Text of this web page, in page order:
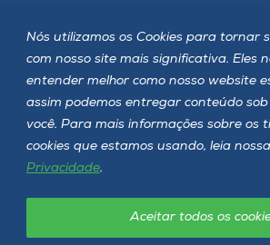
Nós utilizamos os Cookies para tornar
com nosso site mais significativa. Eles
entender melhor como nosso website
assim podemos entregar conteúdo
você. Para mais informações sobre os
cookies que estamos usando, leia nossa
Privacidade.
Aceitar todos os
Siga a Unoesc
Política de privacidade LGPD